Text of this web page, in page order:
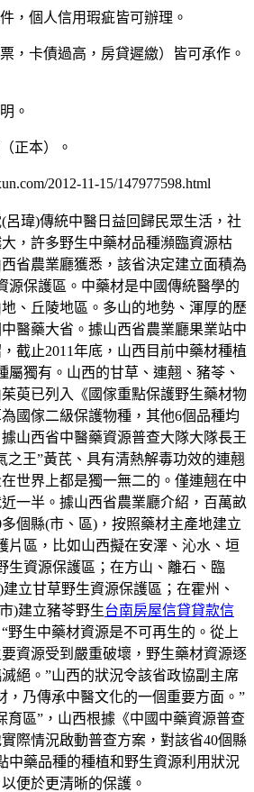
，個人信用瑕疵皆可辦理。
，卡債過高，房貸遲繳）皆可承作。
。
正本）。
2012-11-15/147977598.html
呂瑋)傳統中醫日益回歸民眾生活，社
，許多野生中藥材品種瀕臨資源枯
省農業廳獲悉，該省決定建立面積為
源保護區。中藥材是中國傳統醫學的
、丘陵地區。多山的地勢、渾厚的歷
醫藥大省。據山西省農業廳果業站中
截止2011年底，山西目前中藥材種植
屬獨有。山西的甘草、連翹、豬苓、
萸已列入《國傢重點保護野生藥材物
國傢二級保護物種，其他6個品種均
山西省中醫藥資源普查大隊大隊長王
之王”黃芪、具有清熱解毒功效的連翹
世界上都是獨一無二的。僅連翹在中
一半。據山西省農業廳介紹，百萬畝
個縣(市、區)，按照藥材主產地建立
片區，比如山西擬在安澤、沁水、垣
生資源保護區；在方山、離石、臨
立甘草野生資源保護區；在霍州、
)建立豬苓野生台南房屋信貸貸款信
野生中藥材資源是不可再生的。從上
資源受到嚴重破壞，野生藥材資源逐
絕。”山西的狀況令該省政協副主席
，乃傳承中醫文化的一個重要方面。”
育區”，山西根據《中國中藥資源普查
際情況啟動普查方案，對該省40個縣
中藥品種的種植和野生資源利用狀況
便於更清晰的保護。